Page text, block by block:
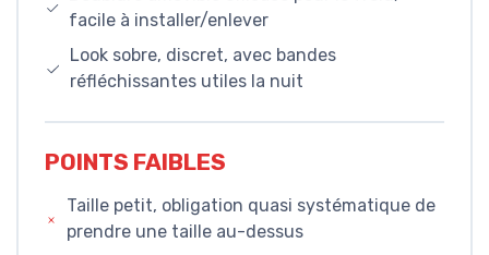
facile à installer/enlever
Look sobre, discret, avec bandes
réfléchissantes utiles la nuit
POINTS FAIBLES
Taille petit, obligation quasi systématique de
prendre une taille au-dessus